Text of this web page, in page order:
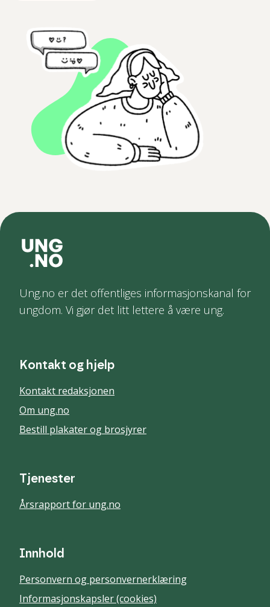
Ung.no er det offentliges informasjonskanal for
ungdom. Vi gjør det litt lettere å være ung.
Kontakt og hjelp
Kontakt redaksjonen
Om ung.no
Bestill plakater og brosjyrer
Tjenester
Årsrapport for ung.no
Innhold
Personvern og personvernerklæring
Informasjonskapsler (cookies)